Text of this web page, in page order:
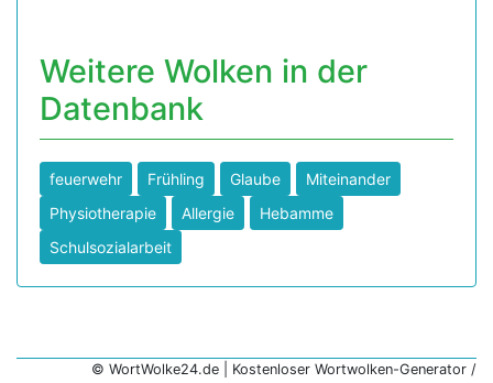
Weitere Wolken in der
Datenbank
feuerwehr Frühling Glaube
Miteinander
Physiotherapie
Allergie
Hebamme
Schulsozialarbeit
© WortWolke24.de | Kostenloser Wortwolken-Generator /